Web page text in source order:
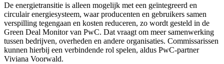
De energietransitie is alleen mogelijk met een geïntegreerd en
circulair energiesysteem, waar producenten en gebruikers samen
verspilling tegengaan en kosten reduceren, zo wordt gesteld in de
Green Deal Monitor van PwC. Dat vraagt om meer samenwerking
tussen bedrijven, overheden en andere organisaties. Commissarissen
kunnen hierbij een verbindende rol spelen, aldus PwC-partner
Viviana Voorwald.